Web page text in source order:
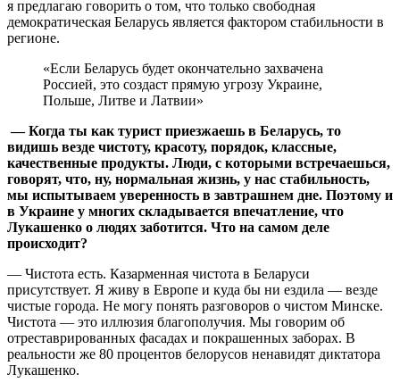
я предлагаю говорить о том, что только свободная
демократическая Беларусь является фактором стабильности в
регионе.
«Если Беларусь будет окончательно захвачена
Россией, это создаст прямую угрозу Украине,
Польше, Литве и Латвии»
— Когда ты как турист приезжаешь в Беларусь, то
видишь везде чистоту, красоту, порядок, классные,
качественные продукты. Люди, с которыми встречаешься,
говорят, что, ну, нормальная жизнь, у нас стабильность,
мы испытываем уверенность в завтрашнем дне. Поэтому и
в Украине у многих складывается впечатление, что
Лукашенко о людях заботится. Что на самом деле
происходит?
— Чистота есть. Казарменная чистота в Беларуси
присутствует. Я живу в Европе и куда бы ни ездила — везде
чистые города. Не могу понять разговоров о чистом Минске.
Чистота — это иллюзия благополучия. Мы говорим об
отреставрированных фасадах и покрашенных заборах. В
реальности же 80 процентов белорусов ненавидят диктатора
Лукашенко.